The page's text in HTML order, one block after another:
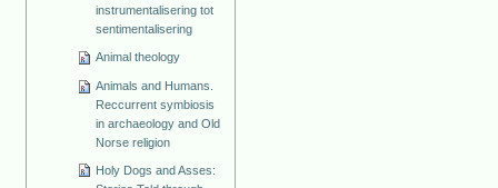
instrumentalisering tot
sentimentalisering
Animal theology
Animals and Humans.
Reccurrent symbiosis
in archaeology and Old
Norse religion
Holy Dogs and Asses: